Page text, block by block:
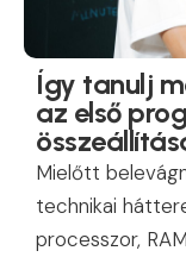
Így tanulj
az első
Mielőtt
technikai
processzor,